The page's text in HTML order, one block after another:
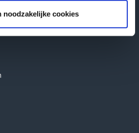
noodzakelijke cookies